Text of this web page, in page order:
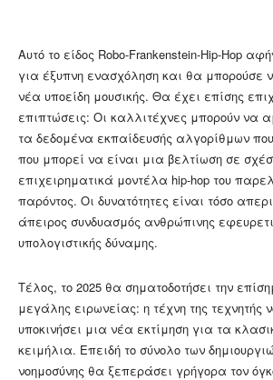
Αυτό το είδος Robo-Frankenstein-Hip-Hop
για έξυπνη ενασχόληση και θα μπορούσε
νέα υποείδη μουσικής. Θα έχει επίσης
επιπτώσεις: Οι καλλιτέχνες μπορούν να
τα δεδομένα εκπαίδευσής αλγορίθμων
που μπορεί να είναι μια βελτίωση σε
επιχειρηματικά μοντέλα hip-hop του
παρόντος. Οι δυνατότητες είναι τόσο
άπειρος συνδυασμός ανθρώπινης
υπολογιστικής δύναμης.
Τέλος, το 2025 θα σηματοδοτήσει την
μεγάλης ειρωνείας: η τέχνη της τεχνητής
υποκινήσει μια νέα εκτίμηση για τα
κειμήλια. Επειδή το σύνολο των
νοημοσύνης θα ξεπεράσει γρήγορα τον